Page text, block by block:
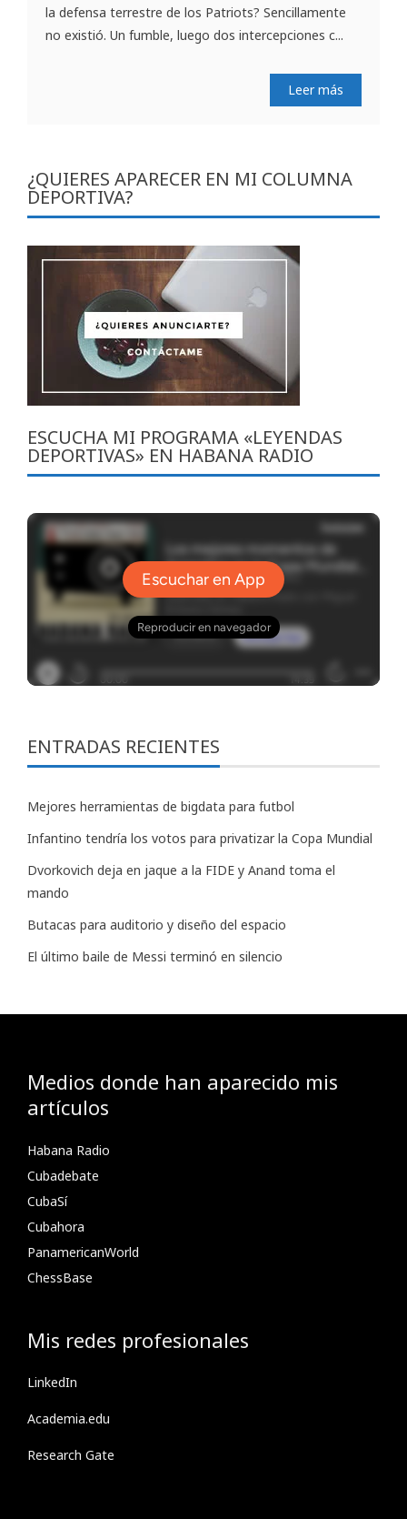
la defensa terrestre de los Patriots? Sencillamente
no existió. Un fumble, luego dos intercepciones c...
Leer más
¿QUIERES APARECER EN MI COLUMNA
DEPORTIVA?
ESCUCHA MI PROGRAMA «LEYENDAS
DEPORTIVAS» EN HABANA RADIO
ENTRADAS RECIENTES
Mejores herramientas de bigdata para futbol
Infantino tendría los votos para privatizar la Copa Mundial
Dvorkovich deja en jaque a la FIDE y Anand toma el
mando
Butacas para auditorio y diseño del espacio
El último baile de Messi terminó en silencio
Medios donde han aparecido mis
artículos
Habana Radio
Cubadebate
CubaSí
Cubahora
PanamericanWorld
ChessBase
Mis redes profesionales
LinkedIn
Academia.edu
Research Gate